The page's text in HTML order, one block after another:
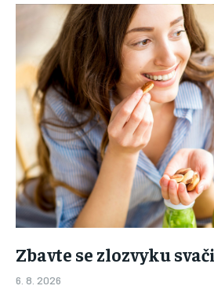
Zbavte se zlozvyku
6. 8. 2026